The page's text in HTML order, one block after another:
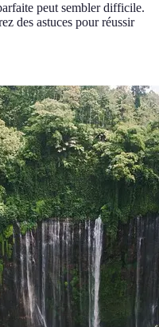
peut sembler difficile.
des astuces pour réussir